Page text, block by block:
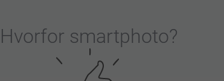
Hvorfor smartphoto?